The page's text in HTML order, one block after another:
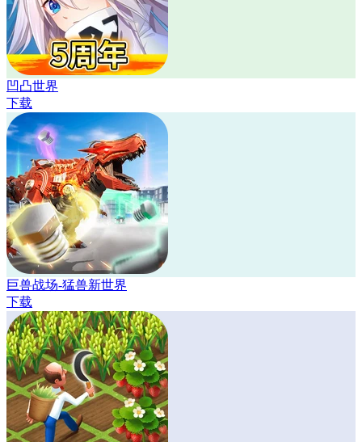
凹凸世界
下载
巨兽战场-猛兽新世界
下载